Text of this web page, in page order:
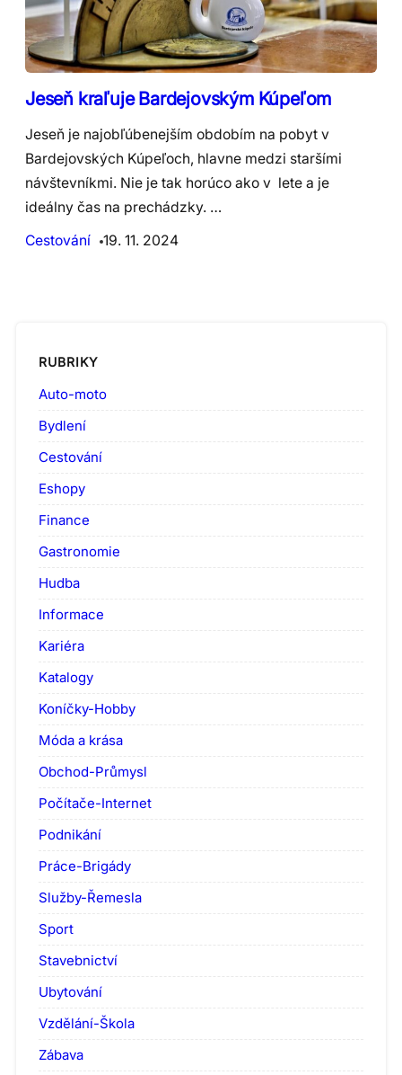
Jeseň kraľuje Bardejovským Kúpeľom
Jeseň je najobľúbenejším obdobím na pobyt v
Bardejovských Kúpeľoch, hlavne medzi staršími
návštevníkmi. Nie je tak horúco ako v lete a je
ideálny čas na prechádzky. …
Cestování
19. 11. 2024
RUBRIKY
Auto-moto
Bydlení
Cestování
Eshopy
Finance
Gastronomie
Hudba
Informace
Kariéra
Katalogy
Koníčky-Hobby
Móda a krása
Obchod-Průmysl
Počítače-Internet
Podnikání
Práce-Brigády
Služby-Řemesla
Sport
Stavebnictví
Ubytování
Vzdělání-Škola
Zábava